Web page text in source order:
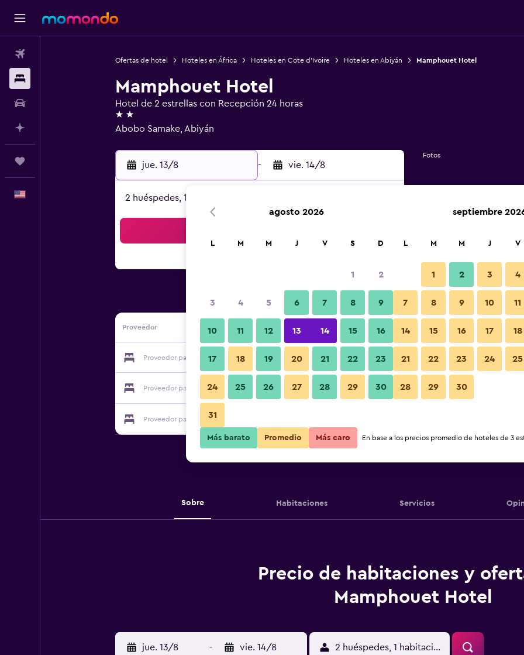
Ofertas de hotel Hoteles en África Hoteles en Cote d'Ivoire Hoteles en Abiyán Mamphouet Hotel
Mamphouet Hotel
Hotel de 2 estrellas con Recepción 24 horas
2 estrellas
Abobo Samake, Abiyán
jue. 13/8 - vie. 14/8
2 huéspedes, 1 habitación
Proveedor
Proveedor para Mamphouet Hotel Ver precios
Proveedor para Mamphouet Hotel Ver precios
Proveedor para Mamphouet Hotel
Fotos
Sobre Habitaciones Servicios
Precio de habitaciones y
Mamphouet Hotel
jue. 13/8 - vie. 14/8 2 huéspedes, 1 habitación
agosto 2026
L M M J V S D
1 2
3 4 5 6 7 8 9
10 11 12 13 14 15 16
17 18 19 20 21 22 23
24 25 26 27 28 29 30
31
septiembre
L M M J V
1 2 3 4
7 8 9 10 11
14 15 16 17 18
21 22 23 24 25
28 29 30
Más barato Promedio Más caro En base a los precios promedio de hoteles de 3